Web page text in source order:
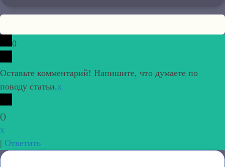
0
Оставьте комментарий! Напишите, что думаете по
поводу статьи.x
()
x
| Ответить